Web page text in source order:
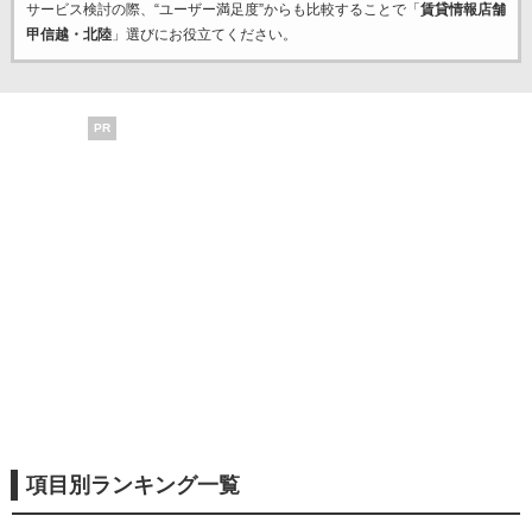
サービス検討の際、“ユーザー満足度”からも比較することで「 賃貸情報店舗
甲信越・北陸」選びにお役立てください。
PR
項目別ランキング一覧